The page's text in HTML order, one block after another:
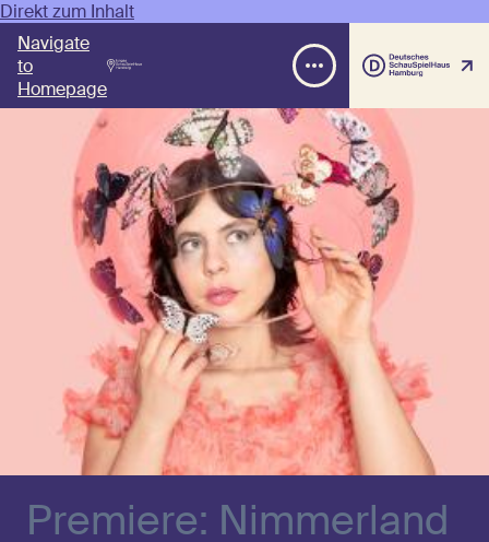
Direkt zum Inhalt
Navigate
to
Homepage
Premiere: Nimmerland